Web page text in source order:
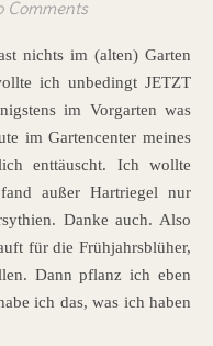
Comments
ich unbedingt JETZT
im Vorgarten was
im Gartencenter meines
enttäuscht. Ich wollte
außer Hartriegel nur
Danke auch. Also
für die Frühjahrsblüher,
Dann pflanz ich eben
ich das, was ich haben